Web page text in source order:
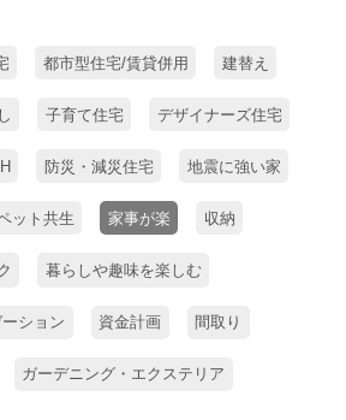
都市型住宅/賃貸併用 建替え
子育て住宅 デザイナーズ住宅
防災・減災住宅 地震に強い家
ット共生 家事が楽 収納
暮らしや趣味を楽しむ
ション 資金計画 間取り
ガーデニング・エクステリア